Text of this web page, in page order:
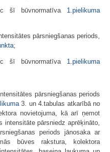
šī būvnormatīva 1.pielikuma
pārsniegšanas periods,
;
šī būvnormatīva 1.pielikuma
pārsniegšanas periods
3. un 4.tabulas atkarībā no
novietojuma, kā arī ņemot
pārsniedz aprēķināto,
periods jānosaka ar
būves rakstura, kolektora